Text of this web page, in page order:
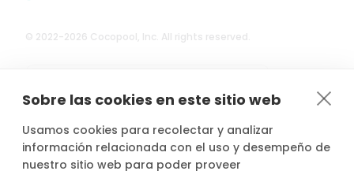
Sobre las cookies en este sitio web
Usamos cookies para recolectar y analizar
información relacionada con el uso y desempeño de
nuestro sitio web para poder proveer
© 2022-2026 Cocopool, Inc. All rights reserved.
Anfitriones asegurados*